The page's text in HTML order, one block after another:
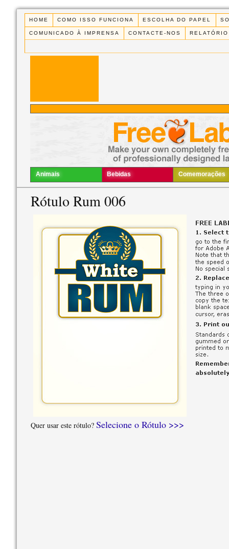
HOME COMO ISSO FUNCIONA ESCOLHA DO PAPEL
COMUNICADO À IMPRENSA CONTACTE-NOS
Animais Bebidas Comemorações
Rótulo Rum 006
Quer usar este rótulo? Selecione o Rótulo >>>